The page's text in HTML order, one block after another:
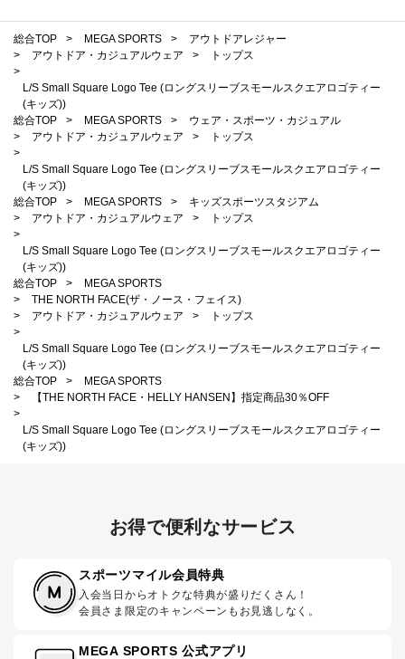
総合TOP > MEGA SPORTS >
アウトドアレジャー
>
アウトドア・カジュアルウェア >
トップス
>
L/S Small Square Logo Tee (ロングスリーブスモールスクエアロゴティー
(キッズ))
総合TOP
> MEGA SPORTS >
ウェア・スポーツ・カジュアル
>
アウトドア・カジュアルウェア >
トップス
>
L/S Small Square Logo Tee (ロングスリーブスモールスクエアロゴティー
(キッズ))
総合TOP
> MEGA SPORTS >
キッズスポーツスタジアム
>
アウトドア・カジュアルウェア >
トップス
>
L/S Small Square Logo Tee (ロングスリーブスモールスクエアロゴティー
(キッズ))
総合TOP
>
MEGA SPORTS
>
THE NORTH FACE(ザ・ノース・フェイス)
>
アウトドア・カジュアルウェア >
トップス
>
L/S Small Square Logo Tee (ロングスリーブスモールスクエアロゴティー
(キッズ))
総合TOP
>
MEGA SPORTS
>
【THE NORTH FACE・HELLY HANSEN】指定商品30％OFF
>
L/S Small Square Logo Tee (ロングスリーブスモールスクエアロゴティー
(キッズ))
お得で便利なサービス
スポーツマイル会員特典
入会当日からオトクな特典が盛りだくさん！
会員さま限定のキャンペーンもお見逃しなく。
MEGA SPORTS 公式アプリ